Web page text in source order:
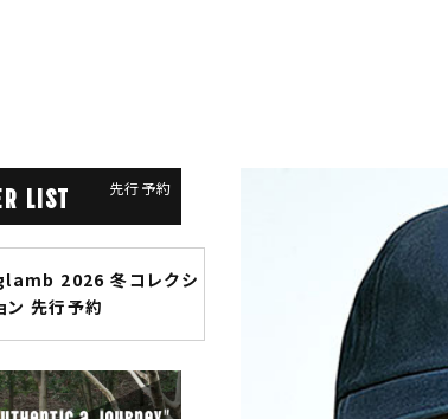
LIST 先行予約
レクシ
ANGENEHM 2026 秋冬